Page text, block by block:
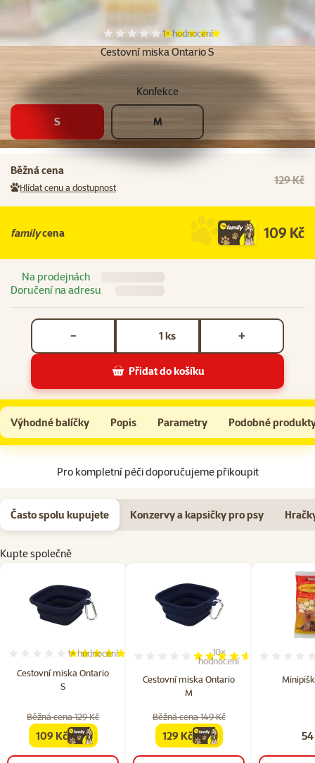
Cestovní miska Ontario S
Hodnocení 100%, počet hodnocení:
1×hodnocení
Konfekce
S M
Běžná cena
Hlídat cenu a dostupnost
129 Kč
familycena 109 Kč
Na prodejnách
Doručení na adresu
ks
− +
Přidat do košíku
Další fotky
Cestovní miska Ontario S
Do košíku
Výhodné balíčky Popis Parametry Podobné
Na začátek stránky
Pro kompletní péči doporučujeme přikoupit
Často spolu kupujete Konzervy a kapsičky pro psy
Kupte společně
Cestovní miska Ontario
S
Hodnocení 100%, počet hodnocení: 1
1×hodnocení
Běžná cena 129 Kč
familycena
109 Kč
Cestovní miska Ontario
M
Hodnocení 92%, počet
10×
hodnocení
Běžná cena 149 Kč
familycena
129 Kč